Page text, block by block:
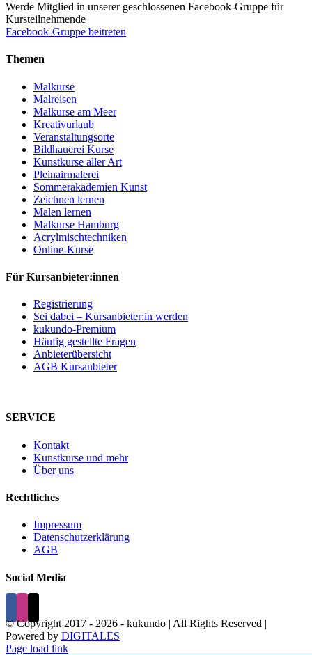
Werde Mitglied in unserer geschlossenen Facebook-Gruppe für
Kursteilnehmende
Facebook-Gruppe beitreten
Themen
Malkurse
Malreisen
Malkurse am Meer
Kreativurlaub
Veranstaltungsorte
Bildhauerei Kurse
Kunstkurse aller Art
Pleinairmalerei
Sommerakademien Kunst
Zeichnen lernen
Malen lernen
Malkurse Hamburg
Acrylmischtechniken
Online-Kurse
Für Kursanbieter:innen
Registrierung
Sei dabei – Kursanbieter:in werden
kukundo-Premium
Häufig gestellte Fragen
Anbieterübersicht
AGB Kursanbieter
SERVICE
Kontakt
Kunstkurse und mehr
Über uns
Rechtliches
Impressum
Datenschutzerklärung
AGB
Social Media
© Copyright 2017 - 2026 - kukundo | All Rights Reserved |
Powered by DIGITALES
Page load link